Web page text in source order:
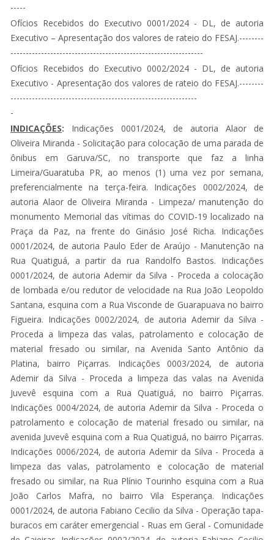
-----
Ofícios Recebidos do Executivo 0001/2024 - DL, de autoria
Executivo – Apresentação dos valores de rateio do FESAJ.--------
---------------------------------------------------------------
Ofícios Recebidos do Executivo 0002/2024 - DL, de autoria
Executivo - Apresentação dos valores de rateio do FESAJ.--------
-------------------------------------------------------------
-
INDICAÇÕES: Indicações 0001/2024, de autoria Alaor de
Oliveira Miranda - Solicitação para colocação de uma parada de
ônibus em Garuva/SC, no transporte que faz a linha
Limeira/Guaratuba PR, ao menos (1) uma vez por semana,
preferencialmente na terça-feira. Indicações 0002/2024, de
autoria Alaor de Oliveira Miranda - Limpeza/ manutenção do
monumento Memorial das vítimas do COVID-19 localizado na
Praça da Paz, na frente do Ginásio José Richa. Indicações
0001/2024, de autoria Paulo Eder de Araújo - Manutenção na
Rua Quatiguá, a partir da rua Randolfo Bastos. Indicações
0001/2024, de autoria Ademir da Silva - Proceda a colocação
de lombada e/ou redutor de velocidade na Rua João Leopoldo
Santana, esquina com a Rua Visconde de Guarapuava no bairro
Figueira. Indicações 0002/2024, de autoria Ademir da Silva -
Proceda a limpeza das valas, patrolamento e colocação de
material fresado ou similar, na Avenida Santo Antônio da
Platina, bairro Piçarras. Indicações 0003/2024, de autoria
Ademir da Silva - Proceda a limpeza das valas na Avenida
Juvevê esquina com a Rua Quatiguá, no bairro Piçarras.
Indicações 0004/2024, de autoria Ademir da Silva - Proceda o
patrolamento e colocação de material fresado ou similar, na
avenida Juvevê esquina com a Rua Quatiguá, no bairro Piçarras.
Indicações 0006/2024, de autoria Ademir da Silva - Proceda a
limpeza das valas, patrolamento e colocação de material
fresado ou similar, na Rua Plínio Tourinho esquina com a Rua
João Carlos Mafra, no bairro Vila Esperança. Indicações
0001/2024, de autoria Fabiano Cecilio da Silva - Operação tapa-
buracos em caráter emergencial - Ruas em Geral - Comunidade